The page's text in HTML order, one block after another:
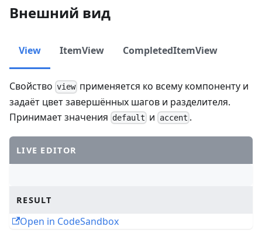
Внешний вид
View ItemView CompletedItemView
Свойство view применяется ко всему компоненту и
задаёт цвет завершённых шагов и разделителя.
Принимает значения default и accent .
LIVE EDITOR
RESULT
Open in CodeSandbox